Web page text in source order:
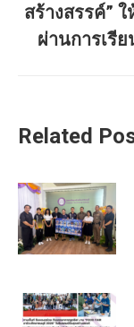
สร้างสรรค์”
ผ่านการเรี
Related